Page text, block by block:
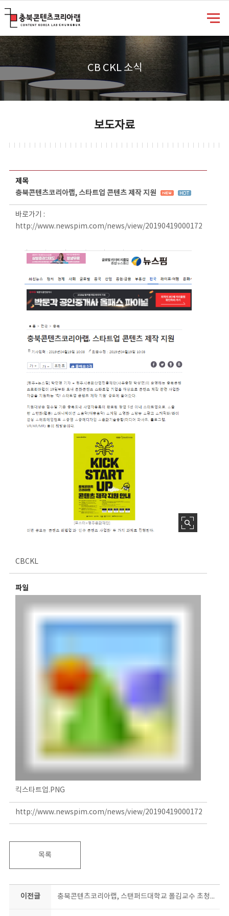
CB CKL 소식
보도자료
제목
충북콘텐츠코리아랩, 스타트업 콘텐츠 제작 지원
바로가기 :
http://www.newspim.com/news/view/20190419000172
CBCKL
파일
킥스타트업.PNG
http://www.newspim.com/news/view/20190419000172
목록
이전글 충북콘텐츠코리아랩, 스탠퍼드대학교 폴김교수 초청강연